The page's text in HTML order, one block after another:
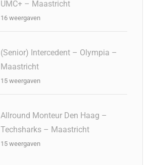
UMC+ – Maastricht
16 weergaven
(Senior) Intercedent – Olympia –
Maastricht
15 weergaven
Allround Monteur Den Haag –
Techsharks – Maastricht
15 weergaven